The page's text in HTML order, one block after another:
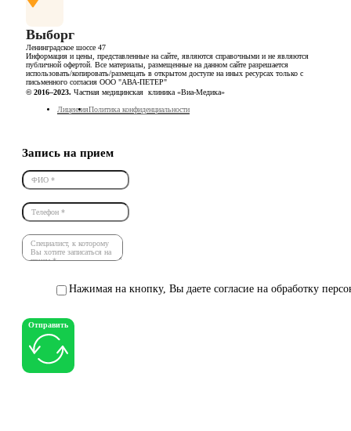
Выборг
Ленинградское шоссе 47
Информация и цены, представленные на сайте, являются справочными и не являются
публичной офертой. Все материалы, размещенные на данном сайте разрешается
использовать/копировать/размещать в открытом доступе на иных ресурсах только с
письменного согласия ООО "АВА-ПЕТЕР"
© 2016–2023. Частная медицинская клиника «Виа-Медика»
ЛицензияПолитика конфиденциальности
Запись на прием
Нажимая на кнопку, Вы даете согласие на обработку
Отправить